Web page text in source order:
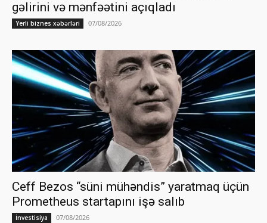
gəlirini və mənfəətini açıqladı
Yerli biznes xəbərləri 07/08/2026
Ceff Bezos “süni mühəndis” yaratmaq üçün
Prometheus startapını işə salıb
İnvestisiya 07/08/2026